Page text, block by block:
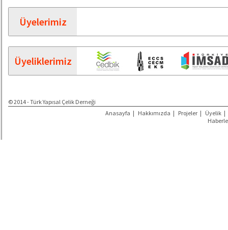
Üyelerimiz
Üyeliklerimiz
© 2014 - Türk Yapısal Çelik Derneği
Anasayfa | Hakkımızda | Projeler | Üyelik |